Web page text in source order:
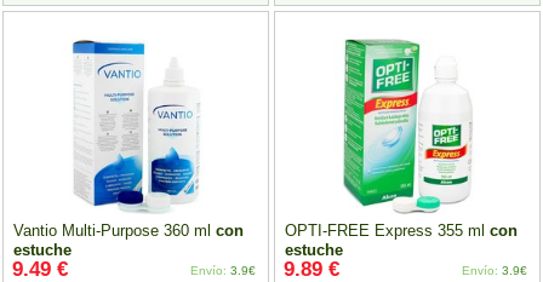
Vantio Multi-Purpose 360 ml con
estuche
9.49 € Envío: 3.9€
OPTI-FREE Express 355 ml con
estuche
9.89 € Envío: 3.9€